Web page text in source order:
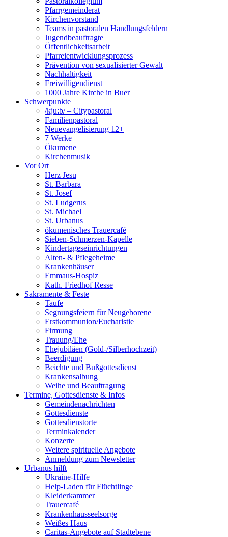
Pfarrgemeinderat
Kirchenvorstand
Teams in pastoralen Handlungsfeldern
Jugendbeauftragte
Öffentlichkeitsarbeit
Pfarreientwicklungsprozess
Prävention von sexualisierter Gewalt
Nachhaltigkeit
Freiwilligendienst
1000 Jahre Kirche in Buer
Schwerpunkte
/kju:b/ – Citypastoral
Familienpastoral
Neuevangelisierung 12+
7 Werke
Ökumene
Kirchenmusik
Vor Ort
Herz Jesu
St. Barbara
St. Josef
St. Ludgerus
St. Michael
St. Urbanus
ökumenisches Trauercafé
Sieben-Schmerzen-Kapelle
Kindertageseinrichtungen
Alten- & Pflegeheime
Krankenhäuser
Emmaus-Hospiz
Kath. Friedhof Resse
Sakramente & Feste
Taufe
Segnungsfeiern für Neugeborene
Erstkommunion/Eucharistie
Firmung
Trauung/Ehe
Ehejubiläen (Gold-/Silberhochzeit)
Beerdigung
Beichte und Bußgottesdienst
Krankensalbung
Weihe und Beauftragung
Termine, Gottesdienste & Infos
Gemeindenachrichten
Gottesdienste
Gottesdienstorte
Terminkalender
Konzerte
Weitere spirituelle Angebote
Anmeldung zum Newsletter
Urbanus hilft
Ukraine-Hilfe
Help-Laden für Flüchtlinge
Kleiderkammer
Trauercafé
Krankenhausseelsorge
Weißes Haus
Caritas-Angebote auf Stadtebene